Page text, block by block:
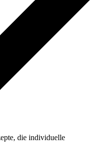
die individuelle